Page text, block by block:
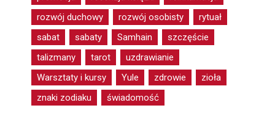
rozwój duchowy
rozwój osobisty
rytuał
sabat
sabaty Samhain
szczęście
talizmany
tarot
uzdrawianie
Warsztaty i kursy
Yule zdrowie
zioła
znaki zodiaku
świadomość